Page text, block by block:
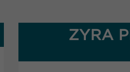
ZYRA